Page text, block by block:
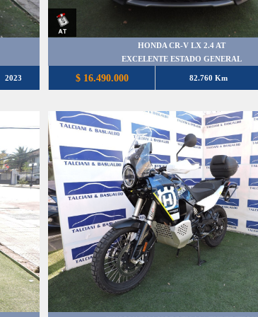
2023
HONDA CR-V LX 2.4 AT
EXCELENTE ESTADO GENERAL
$ 16.490.000 82.760 Km